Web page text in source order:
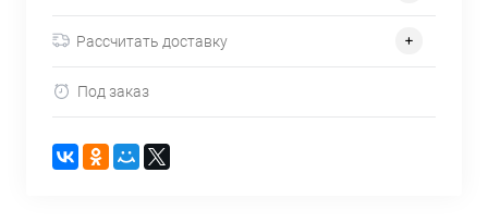
Рассчитать доставку
Под заказ